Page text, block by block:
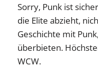
Sorry, Punk ist
die Elite abzieht,
Geschichte mit
überbieten.
WCW.